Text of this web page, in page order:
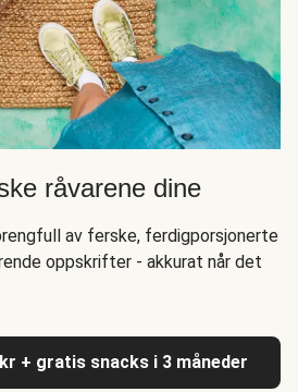
råvarene dine
av ferske, ferdigporsjonerte
oppskrifter - akkurat når det
+ gratis snacks i 3 måneder